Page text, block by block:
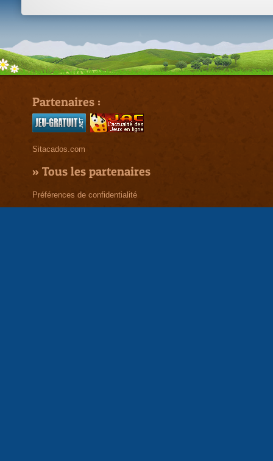
Partenaires :
Sitacados.com
» Tous les partenaires
Préférences de confidentialité